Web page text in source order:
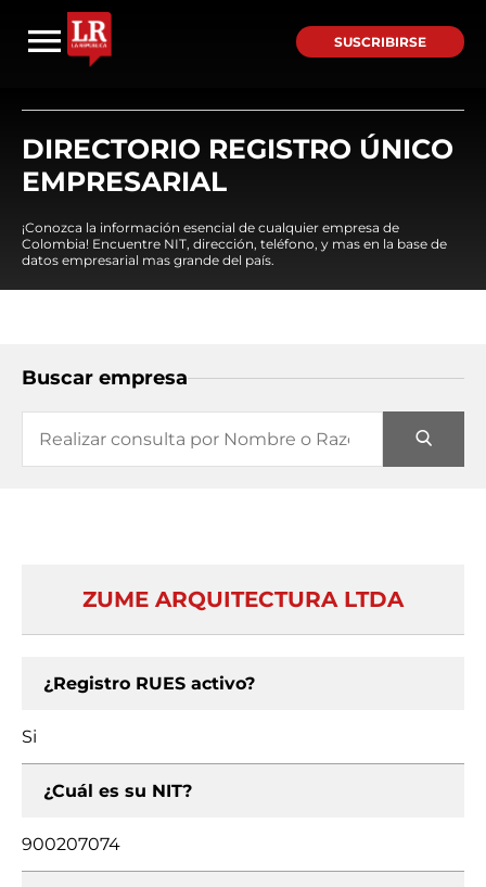
SUSCRIBIRSE
DIRECTORIO REGISTRO ÚNICO
EMPRESARIAL
¡Conozca la información esencial de cualquier empresa de
Colombia! Encuentre NIT, dirección, teléfono, y mas en la base de
datos empresarial mas grande del país.
Buscar empresa
ZUME ARQUITECTURA LTDA
¿Registro RUES activo?
Si
¿Cuál es su NIT?
900207074